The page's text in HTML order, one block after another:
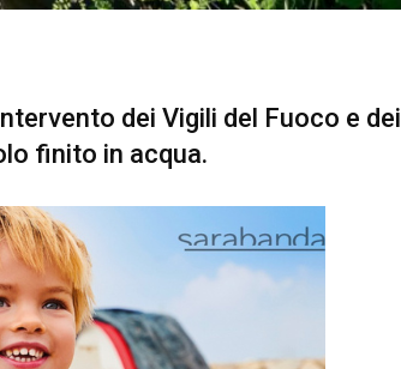
dei Vigili del Fuoco e dei
finito in acqua.